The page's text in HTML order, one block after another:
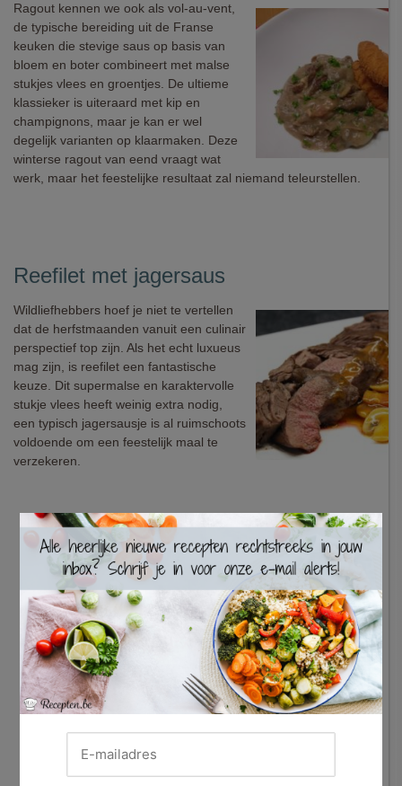
Ragout kennen we ook als vol-au-vent,
de typische bereiding uit de Franse
keuken die stevige saus op basis van
bloem en boter combineert met malse
stukjes vlees en groentjes. De ultieme
klassieker is uiteraard met kip en
champignons, maar je kan er wel
degelijk varianten op klaarmaken. Deze
winterse ragout van eend vraagt wat
werk, maar het feestelijke resultaat zal niemand teleurstellen.
Reefilet met jagersaus
Wildliefhebbers hoef je niet te vertellen
dat de herfstmaanden vanuit een culinair
perspectief top zijn. Als het echt luxueus
mag zijn, is reefilet een fantastische
keuze. Dit supermalse en karaktervolle
stukje vlees heeft weinig extra nodig,
een typisch jagersausje is al ruimschoots
voldoende om een feestelijk maal te
verzekeren.
×